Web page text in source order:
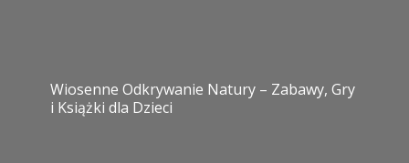
Wiosenne Odkrywanie Natury – Zabawy, Gry
i Książki dla Dzieci